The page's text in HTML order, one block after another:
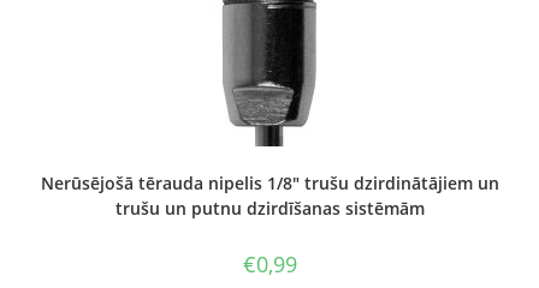
Nerūsējošā tērauda nipelis 1/8″ trušu dzirdinātājiem un
trušu un putnu dzirdīšanas sistēmām
€0,99